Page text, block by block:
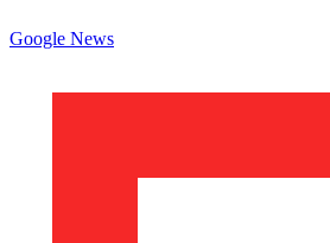
Google News